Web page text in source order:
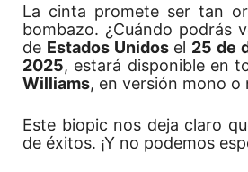
La cinta promete ser tan
bombazo. ¿Cuándo podrás
de Estados Unidosel 25 de
2025, estará disponible en
Williams, en versión mono
Este biopic nos deja claro
de éxitos. ¡Y no podemos